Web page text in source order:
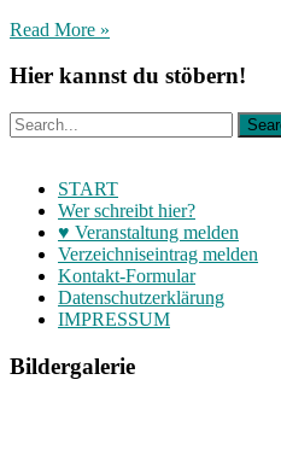
Read More »
Hier kannst du stöbern!
START
Wer schreibt hier?
♥ Veranstaltung melden
Verzeichniseintrag melden
Kontakt-Formular
Datenschutzerklärung
IMPRESSUM
Bildergalerie